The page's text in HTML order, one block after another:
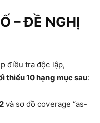
– ĐỀ NGHỊ
điều tra độc lập,
thiểu 10 hạng mục sau:
và sơ đồ coverage “as-